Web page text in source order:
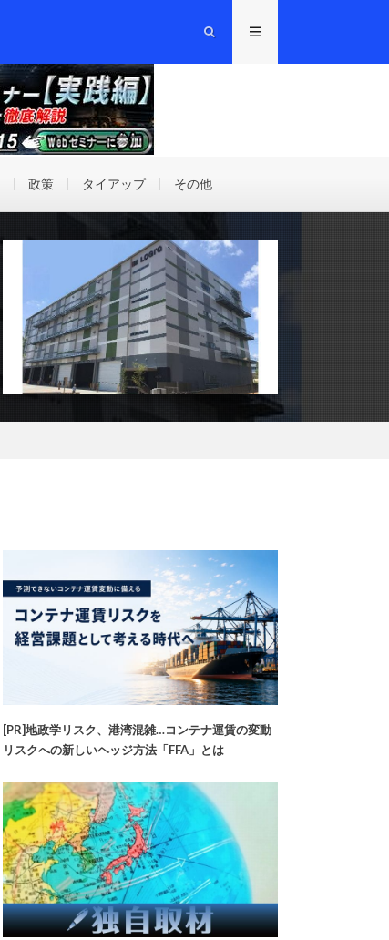
政策 タイアップ その他
[PR]地政学リスク、港湾混雑…コンテナ運賃の変動
リスクへの新しいヘッジ方法「FFA」とは